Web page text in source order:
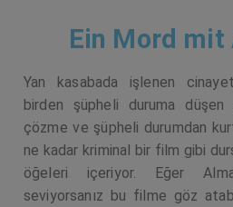
Ein Mord mit
Yan kasabada işlenen
birden şüpheli duruma
çözme ve şüpheli durumdan
ne kadar kriminal bir film gibi
öğeleri içeriyor. Eğer
seviyorsanız bu filme göz